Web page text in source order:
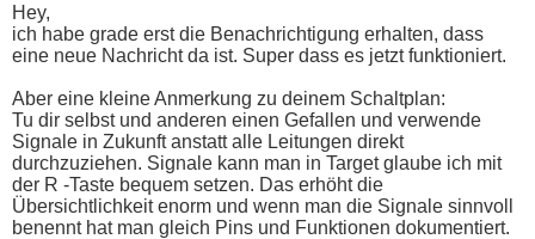
Hey,
ich habe grade erst die Benachrichtigung erhalten, dass
eine neue Nachricht da ist. Super dass es jetzt funktioniert.
Aber eine kleine Anmerkung zu deinem Schaltplan:
Tu dir selbst und anderen einen Gefallen und verwende
Signale in Zukunft anstatt alle Leitungen direkt
durchzuziehen. Signale kann man in Target glaube ich mit
der R -Taste bequem setzen. Das erhöht die
Übersichtlichkeit enorm und wenn man die Signale sinnvoll
benennt hat man gleich Pins und Funktionen dokumentiert.